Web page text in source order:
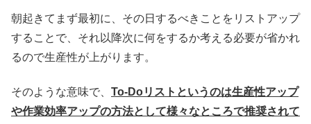
朝起きてまず最初に、その日するべきことをリストアップ
することで、それ以降次に何をするか考える必要が省かれ
るので生産性が上がります。
そのような意味で、 To-Doリストというのは生産性アップ
や作業効率アップの方法として様々なところで推奨されて